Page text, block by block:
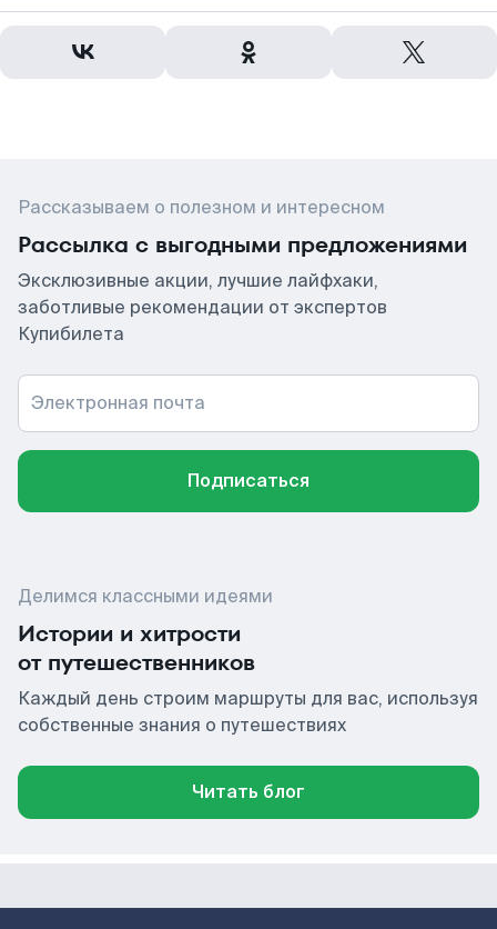
Рассказываем о полезном и интересном
Рассылка с выгодными предложениями
Эксклюзивные акции, лучшие лайфхаки,
заботливые рекомендации от экспертов
Купибилета
Электронная почта
Подписаться
Делимся классными идеями
Истории и хитрости
от путешественников
Каждый день строим маршруты для вас, используя
собственные знания о путешествиях
Читать блог